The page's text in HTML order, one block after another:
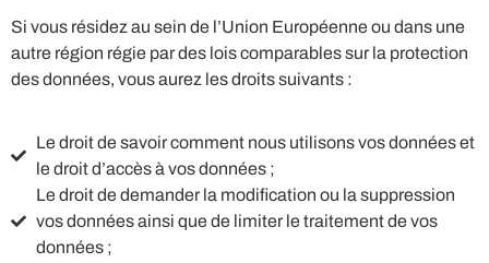
Si vous résidez au sein de l’Union Européenne ou dans une
autre région régie par des lois comparables sur la protection
des données, vous aurez les droits suivants :
Le droit de savoir comment nous utilisons vos données et
le droit d’accès à vos données ;
Le droit de demander la modification ou la suppression
vos données ainsi que de limiter le traitement de vos
données ;